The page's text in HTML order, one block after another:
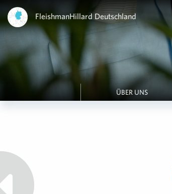
FleishmanHillard Deutschland
ÜBER UNS